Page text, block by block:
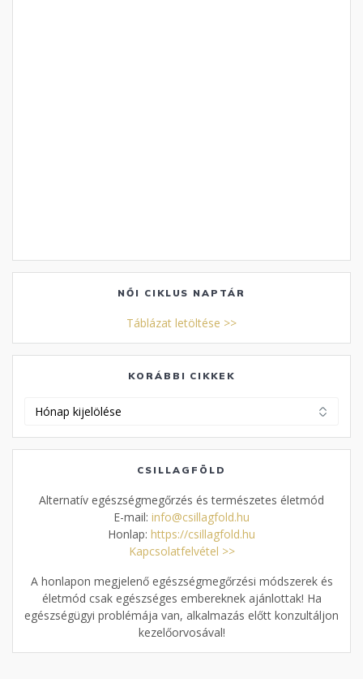
NŐI CIKLUS NAPTÁR
Táblázat letöltése >>
KORÁBBI CIKKEK
CSILLAGFÖLD
Alternatív egészségmegőrzés és természetes életmód
E-mail: info@csillagfold.hu
Honlap: https://csillagfold.hu
Kapcsolatfelvétel >>
A honlapon megjelenő egészségmegőrzési módszerek és
életmód csak egészséges embereknek ajánlottak! Ha
egészségügyi problémája van, alkalmazás előtt konzultáljon
kezelőorvosával!